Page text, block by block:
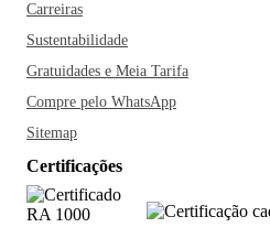
Carreiras
Sustentabilidade
Gratuidades e Meia Tarifa
Compre pelo WhatsApp
Sitemap
Certificações